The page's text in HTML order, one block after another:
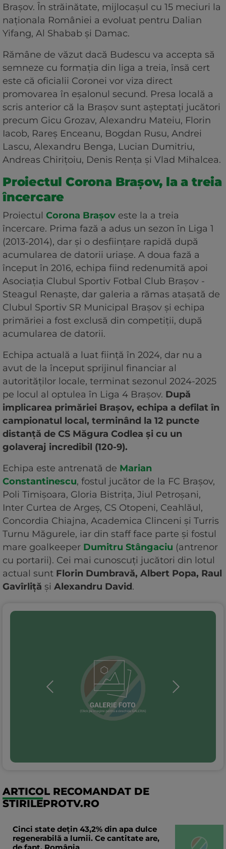
Brașov. În străinătate, mijlocașul cu 15 meciuri la
naționala României a evoluat pentru Dalian
Yifang, Al Shabab și Damac.
Rămâne de văzut dacă Budescu va accepta să
semneze cu formația din liga a treia, însă cert
este că oficialii Coronei vor viza direct
promovarea în eșalonul secund. Presa locală a
scris anterior că la Brașov sunt așteptați jucători
precum Gicu Grozav, Alexandru Mateiu, Florin
Iacob, Rareș Enceanu, Bogdan Rusu, Andrei
Lascu, Alexandru Benga, Lucian Dumitriu,
Andreas Chirițoiu, Denis Rența și Vlad Mihalcea.
Proiectul Corona Brașov, la a treia
încercare
Proiectul Corona Brașov este la a treia
încercare. Prima fază a adus un sezon în Liga 1
(2013-2014), dar și o desființare rapidă după
acumularea de datorii uriașe. A doua fază a
început în 2016, echipa fiind redenumită apoi
Asociația Clubul Sportiv Fotbal Club Brașov -
Steagul Renaște, dar galeria a rămas atașată de
Clubul Sportiv SR Municipal Brașov și echipa
primăriei a fost exclusă din competiții, după
acumularea de datorii.
Echipa actuală a luat ființă în 2024, dar nu a
avut de la început sprijinul financiar al
autorităților locale, terminat sezonul 2024-2025
pe locul al optulea în Liga 4 Brașov. După
implicarea primăriei Brașov, echipa a defilat în
campionatul local, terminând la 12 puncte
distanță de CS Măgura Codlea și cu un
golaveraj incredibil (120-9).
Echipa este antrenată de Marian
Constantinescu, fostul jucător de la FC Brașov,
Poli Timișoara, Gloria Bistrița, Jiul Petroșani,
Inter Curtea de Argeș, CS Otopeni, Ceahlăul,
Concordia Chiajna, Academica Clinceni și Turris
Turnu Măgurele, iar din staff face parte și fostul
mare goalkeeper Dumitru Stângaciu (antrenor
cu portarii). Cei mai cunoscuți jucători din lotul
actual sunt Florin Dumbravă, Albert Popa, Raul
Gavîrliță și Alexandru David.
ARTICOL RECOMANDAT DE
STIRILEPROTV.RO
Cinci state dețin 43,2% din apa dulce
regenerabilă a lumii. Ce cantitate are,